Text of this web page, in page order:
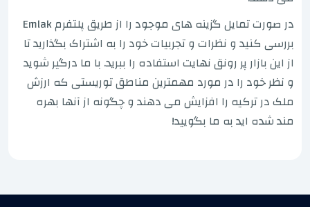
در صورت تمایل گزینه های موجود را از طریق پلتفرم Emlak
بررسی کنید و نظرات و تجربیات خود را به اشتراک بگذارید تا
از این بازار پر رونق نهایت استفاده را ببرید. با ما درگیر شوید
و نظر خود را در مورد مهمترین مناطق توریستی که ارزش
ملک در ترکیه را افزایش می دهند و چگونه از آنها بهره
مند شده اید به ما بگویید!